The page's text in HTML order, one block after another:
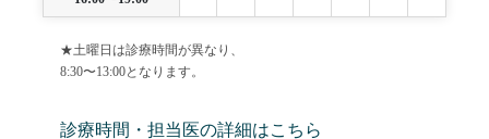
★土曜日は診療時間が異なり、
8:30〜13:00となります。
診療時間・担当医の詳細はこちら